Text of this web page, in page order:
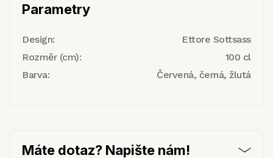
Parametry
Design:
Ettore Sottsass
Rozměr (cm):
100 cl
Barva:
Červená, černá, žlutá
Máte dotaz? Napište nám!